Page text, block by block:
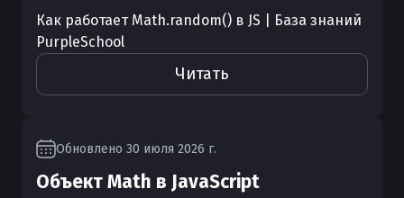
Как работает Math.random() в JS | База знаний
PurpleSchool
Читать
Обновлено 30 июля 2026 г.
Объект Math в JavaScript